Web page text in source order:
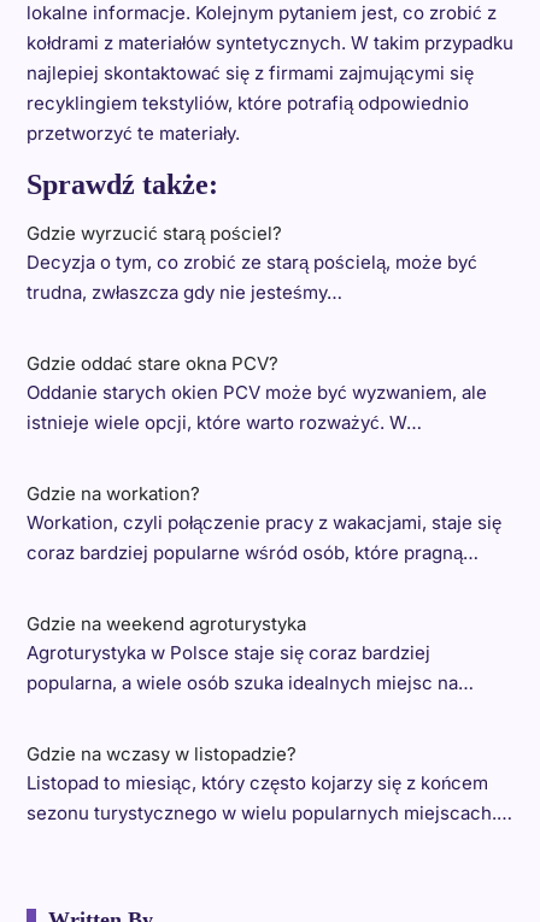
lokalne informacje. Kolejnym pytaniem jest, co zrobić z
kołdrami z materiałów syntetycznych. W takim przypadku
najlepiej skontaktować się z firmami zajmującymi się
recyklingiem tekstyliów, które potrafią odpowiednio
przetworzyć te materiały.
Sprawdź także:
Gdzie wyrzucić starą pościel?
Decyzja o tym, co zrobić ze starą pościelą, może być
trudna, zwłaszcza gdy nie jesteśmy…
Gdzie oddać stare okna PCV?
Oddanie starych okien PCV może być wyzwaniem, ale
istnieje wiele opcji, które warto rozważyć. W…
Gdzie na workation?
Workation, czyli połączenie pracy z wakacjami, staje się
coraz bardziej popularne wśród osób, które pragną…
Gdzie na weekend agroturystyka
Agroturystyka w Polsce staje się coraz bardziej
popularna, a wiele osób szuka idealnych miejsc na…
Gdzie na wczasy w listopadzie?
Listopad to miesiąc, który często kojarzy się z końcem
sezonu turystycznego w wielu popularnych miejscach.…